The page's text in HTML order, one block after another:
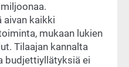
aivan kaikki
mukaan lukien
Tilaajan kannalta
budjettiyllätyksiä ei